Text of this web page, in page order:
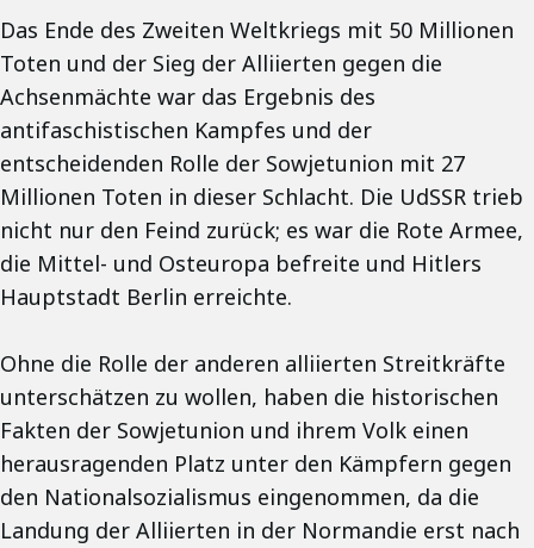
Das Ende des Zweiten Weltkriegs mit 50 Millionen
Toten und der Sieg der Alliierten gegen die
Achsenmächte war das Ergebnis des
antifaschistischen Kampfes und der
entscheidenden Rolle der Sowjetunion mit 27
Millionen Toten in dieser Schlacht. Die UdSSR trieb
nicht nur den Feind zurück; es war die Rote Armee,
die Mittel- und Osteuropa befreite und Hitlers
Hauptstadt Berlin erreichte.
Ohne die Rolle der anderen alliierten Streitkräfte
unterschätzen zu wollen, haben die historischen
Fakten der Sowjetunion und ihrem Volk einen
herausragenden Platz unter den Kämpfern gegen
den Nationalsozialismus eingenommen, da die
Landung der Alliierten in der Normandie erst nach